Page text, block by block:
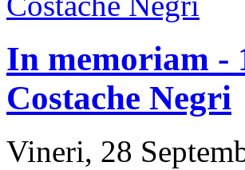
In memoriam -
Costache Negri
Vineri, 28